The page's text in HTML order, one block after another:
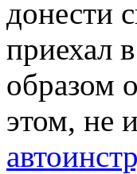
донести
приехал
образом
этом, не